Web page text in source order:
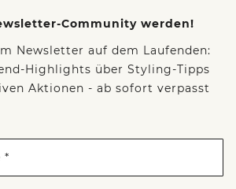
Community werden!
Newsletter auf dem Laufenden:
Highlights über Styling-Tipps
Aktionen - ab sofort verpasst
*